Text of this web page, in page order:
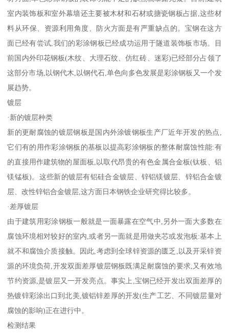
室内装饰板和室外幕墙还主要被木材和石材或搪瓷钢板占据,这些材
料从环保、资源利用角度、防火方面是有严重缺点的。宝钢在这方
面已经有尝试,我们的彩涂钢板已经成功运用于隧道装饰板市场。目
前国内外印花钢板(木纹、大理石纹、仿红砖、迷彩)已经部分占领了
这部分市场,以钢代木,以钢代石,单色向多色发展是彩涂钢板又一个发
展趋势。
镀层
·新的镀层种类
新的更耐腐蚀的镀层钢板是国内外涂镀钢板生产厂近年开发的热点,
它们有的用作彩涂钢板的基板以提高彩涂钢板的整体耐腐蚀性能:有
的直接用作建筑物的屋面板,以取代昂贵的有色金属合金板(钛板、铝
镁锰板)。这些新的镀层有铝硅合金镀层、锌铝镁镀层、锌铝合金镀
层、改性锌铝合金镀层,这方面日本钢铁企业研究得比较多。
·差厚镀层
由于建筑用彩涂钢板一般就是一面暴露在空气中,另外一面大多数在
腐蚀环境相对较好的室内,或者另一面就是用做夹芯或发泡板:基本上
就不和腐蚀介质接触。因此,考虑到全球锌资源的匮乏,以及开采锌资
源的环境负荷,开发双面差厚镀层钢板既满足耐腐蚀的要求,又有效地
节约资源,是镀层又一开发亮点。事实上,宝钢已经开发出双面差厚的
热镀锌彩涂出口到北美,镀铝锌差厚的开发(生产工艺、不同镀层量对
腐蚀的影响)正在进行中。
检测结果